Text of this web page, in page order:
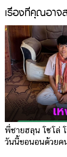
เรื่องที่คุณอาจ
พี่ชายฮลุน โซโล่
วันนี้ขอนอนด้วยค